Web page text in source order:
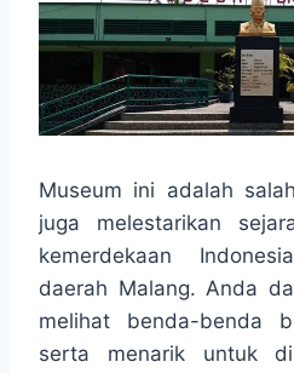
Museum ini adalah
juga melestarikan
kemerdekaan
daerah Malang. Anda
melihat benda-benda
serta menarik untuk